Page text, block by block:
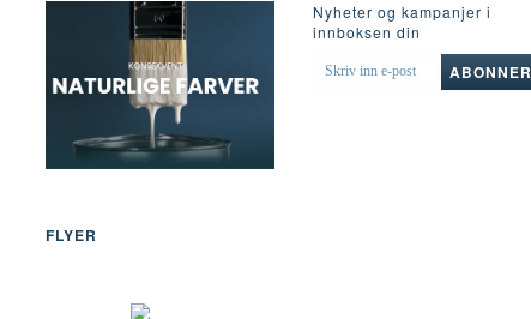
FLYER
Nyheter og kampanjer i
innboksen din
SKRIV
ABONNER